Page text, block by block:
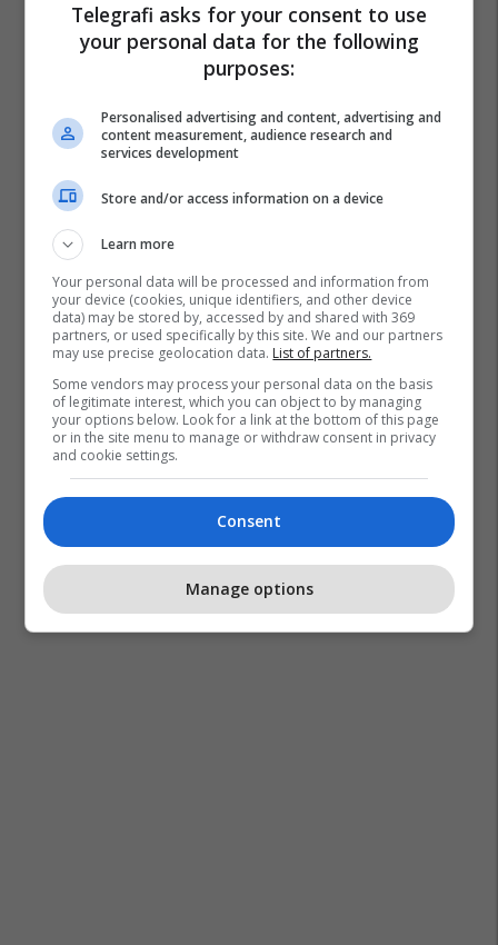
Florentino Perez
Lionel Scaloni
Kombëtarja E Argjentinës
Real Madrid
Telegrafi asks for your consent to use
your personal data for the following
purposes:
Personalised advertising and content, advertising and
content measurement, audience research and
services development
Store and/or access information on a device
Learn more
Your personal data will be processed and information from
your device (cookies, unique identifiers, and other device
data) may be stored by, accessed by and shared with 369
partners, or used specifically by this site. We and our partners
may use precise geolocation data. List of partners.
Some vendors may process your personal data on the basis
of legitimate interest, which you can object to by managing
your options below. Look for a link at the bottom of this page
or in the site menu to manage or withdraw consent in privacy
and cookie settings.
Consent
Manage options